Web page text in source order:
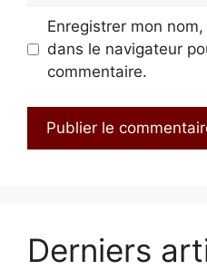
Enregistrer mon
dans le navigateur
commentaire.
Derniers